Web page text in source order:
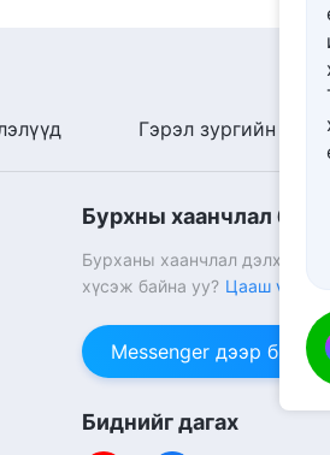
Гэрэл зургийн
Бурхны хаанчлал бууж
Бурханы хаанчлал дэлхий
хүсэж байна уу? Цааш үзэх
Messenger дээр
Биднийг дагах